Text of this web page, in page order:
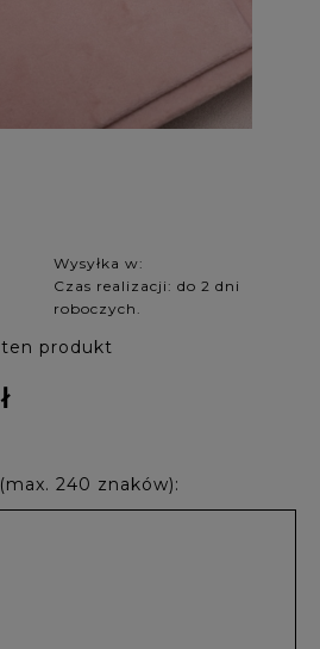
Wysyłka w:
Czas realizacji: do 2 dni
roboczych.
ten produkt
240 znaków):